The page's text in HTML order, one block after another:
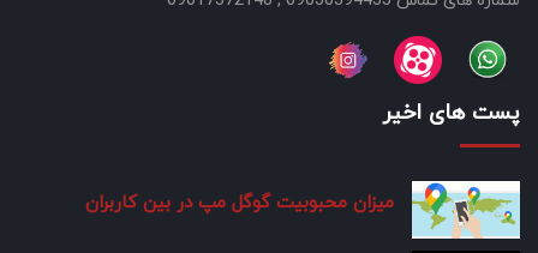
پست های اخیر
میزان محبوبیت گوگل مپ در بین کاربران